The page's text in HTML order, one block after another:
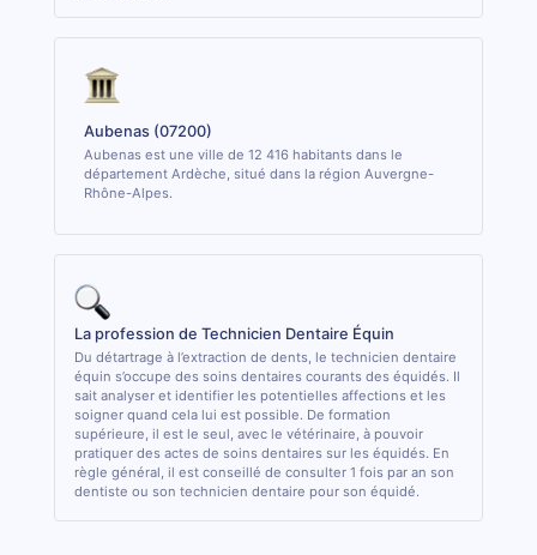
Aubenas (07200)
Aubenas est une ville de 12 416 habitants dans le
département Ardèche, situé dans la région Auvergne-
Rhône-Alpes.
La profession de Technicien Dentaire Équin
Du détartrage à l’extraction de dents, le technicien dentaire
équin s’occupe des soins dentaires courants des équidés. Il
sait analyser et identifier les potentielles affections et les
soigner quand cela lui est possible. De formation
supérieure, il est le seul, avec le vétérinaire, à pouvoir
pratiquer des actes de soins dentaires sur les équidés. En
règle général, il est conseillé de consulter 1 fois par an son
dentiste ou son technicien dentaire pour son équidé.